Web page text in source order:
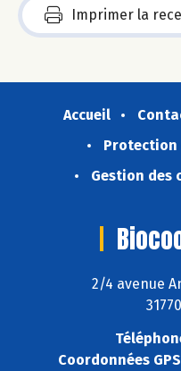
Imprimer la
Accueil
Protection
Gestion des
2/4 avenue
Coordonnées